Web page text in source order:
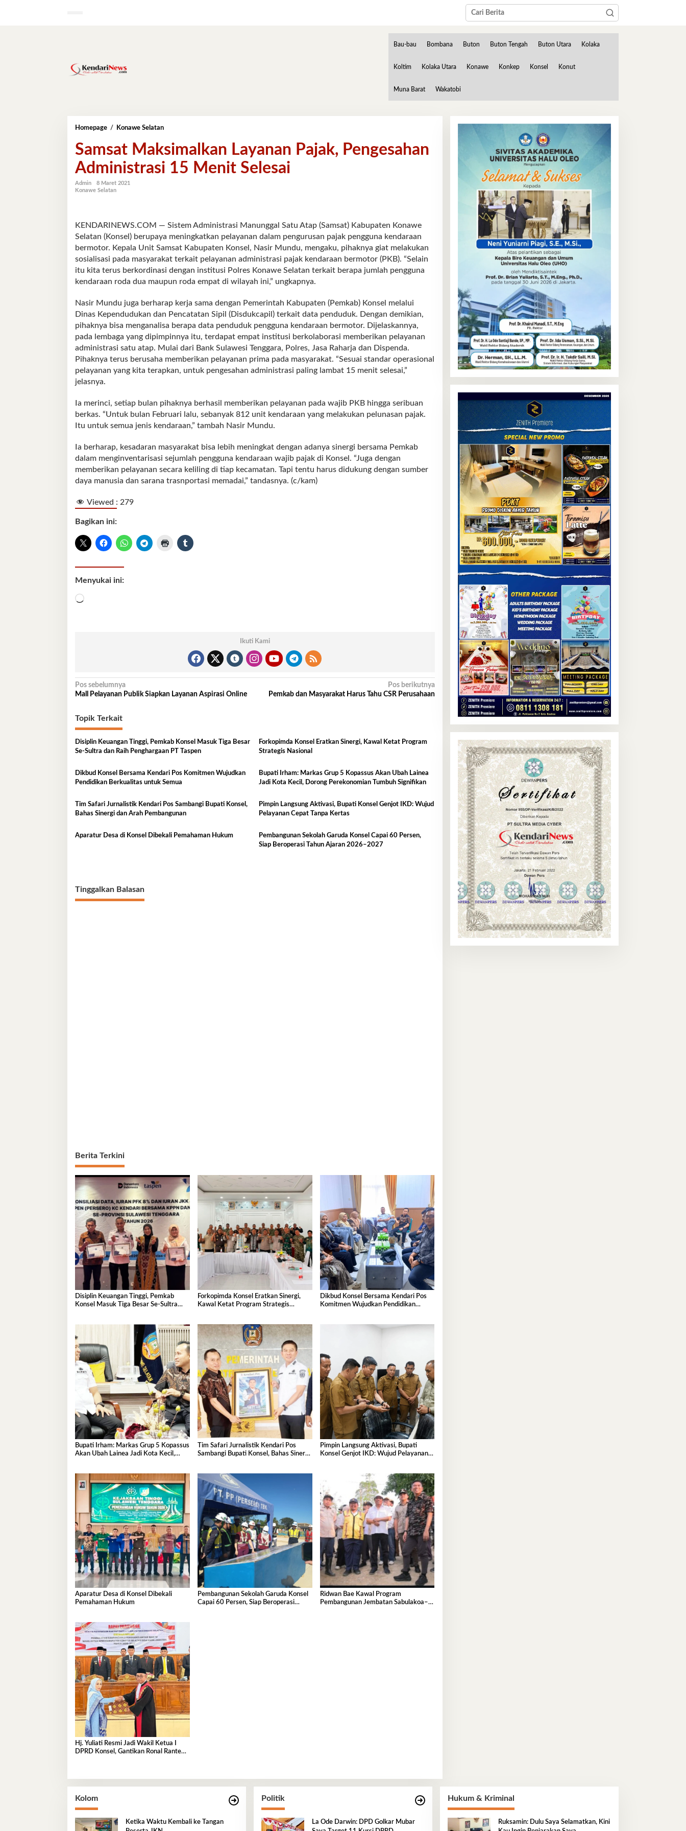
Bau-bau Bombana Buton Buton Tengah Buton Utara Kolaka
Koltim Kolaka Utara Konawe Konkep Konsel Konut
Muna Barat Wakatobi
Homepage / Konawe SelatanSamsat
Layanan
Pajak,
Pengesahan
Administrasi
Samsat Maksimalkan Layanan Pajak, Pengesahan
Administrasi 15 Menit Selesai
Admin
8 Maret 2021
Konawe Selatan
KENDARINEWS.COM — Sistem Administrasi Manunggal Satu Atap (Samsat) Kabupaten Konawe
Selatan (Konsel) berupaya meningkatkan pelayanan dalam pengurusan pajak pengguna kendaraan
bermotor. Kepala Unit Samsat Kabupaten Konsel, Nasir Mundu, mengaku, pihaknya giat melakukan
sosialisasi pada masyarakat terkait pelayanan administrasi pajak kendaraan bermotor (PKB). “Selain
itu kita terus berkordinasi dengan institusi Polres Konawe Selatan terkait berapa jumlah pengguna
kendaraan roda dua maupun roda empat di wilayah ini,” ungkapnya.
Nasir Mundu juga berharap kerja sama dengan Pemerintah Kabupaten (Pemkab) Konsel melalui
Dinas Kependudukan dan Pencatatan Sipil (Disdukcapil) terkait data penduduk. Dengan demikian,
pihaknya bisa menganalisa berapa data penduduk pengguna kendaraan bermotor. Dijelaskannya,
pada lembaga yang dipimpinnya itu, terdapat empat institusi berkolaborasi memberikan pelayanan
administrasi satu atap. Mulai dari Bank Sulawesi Tenggara, Polres, Jasa Raharja dan Dispenda.
Pihaknya terus berusaha memberikan pelayanan prima pada masyarakat. “Sesuai standar operasional
pelayanan yang kita terapkan, untuk pengesahan administrasi paling lambat 15 menit selesai,”
jelasnya.
Ia merinci, setiap bulan pihaknya berhasil memberikan pelayanan pada wajib PKB hingga seribuan
berkas. “Untuk bulan Februari lalu, sebanyak 812 unit kendaraan yang melakukan pelunasan pajak.
Itu untuk semua jenis kendaraan,” tambah Nasir Mundu.
Ia berharap, kesadaran masyarakat bisa lebih meningkat dengan adanya sinergi bersama Pemkab
dalam menginventarisasi sejumlah pengguna kendaraan wajib pajak di Konsel. “Juga dengan
memberikan pelayanan secara keliling di tiap kecamatan. Tapi tentu harus didukung dengan sumber
daya manusia dan sarana trasnportasi memadai,” tandasnya. (c/kam)
Viewed : 279
Bagikan ini:
Menyukai ini:
Memuat...
Ikuti Kami
Navigasi
Pos sebelumnya
Mall Pelayanan Publik Siapkan Layanan Aspirasi Online
Pos berikutnya
Pemkab dan Masyarakat Harus Tahu CSR Perusahaan
Topik Terkait
Disiplin Keuangan Tinggi, Pemkab Konsel Masuk Tiga Besar
Se-Sultra dan Raih Penghargaan PT Taspen
Forkopimda Konsel Eratkan Sinergi, Kawal Ketat Program
Strategis Nasional
Dikbud Konsel Bersama Kendari Pos Komitmen Wujudkan
Pendidikan Berkualitas untuk Semua
Bupati Irham: Markas Grup 5 Kopassus Akan Ubah Lainea
Jadi Kota Kecil, Dorong Perekonomian Tumbuh Signifikan
Tim Safari Jurnalistik Kendari Pos Sambangi Bupati Konsel,
Bahas Sinergi dan Arah Pembangunan
Pimpin Langsung Aktivasi, Bupati Konsel Genjot IKD: Wujud
Pelayanan Cepat Tanpa Kertas
Aparatur Desa di Konsel Dibekali Pemahaman Hukum
Pembangunan Sekolah Garuda Konsel Capai 60 Persen,
Siap Beroperasi Tahun Ajaran 2026–2027
Tinggalkan Balasan
Berita Terkini
Disiplin Keuangan Tinggi, Pemkab
Konsel Masuk Tiga Besar Se-Sultra
Forkopimda Konsel Eratkan Sinergi,
Kawal Ketat Program Strategis
Dikbud Konsel Bersama Kendari Pos
Komitmen Wujudkan Pendidikan
Bupati Irham: Markas Grup 5 Kopassus
Akan Ubah Lainea Jadi Kota Kecil,
Tim Safari Jurnalistik Kendari Pos
Sambangi Bupati Konsel, Bahas Sinergi
Pimpin Langsung Aktivasi, Bupati
Konsel Genjot IKD: Wujud Pelayanan
Aparatur Desa di Konsel Dibekali
Pemahaman Hukum
Pembangunan Sekolah Garuda Konsel
Capai 60 Persen, Siap Beroperasi
Ridwan Bae Kawal Program
Pembangunan Jembatan Sabulakoa–
Hj. Yuliati Resmi Jadi Wakil Ketua I
DPRD Konsel, Gantikan Ronal Rante
Kolom
Ketika Waktu Kembali ke Tangan
Politik
La Ode Darwin: DPD Golkar Mubar
Hukum & Kriminal
Ruksamin: Dulu Saya Selamatkan, Kini